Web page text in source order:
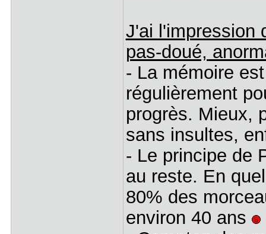
J'ai l'impression
pas-doué,
- La mémoire
régulièrement
progrès. Mieux,
sans insultes,
- Le principe de
au reste. En
80% des
environ 40 ans